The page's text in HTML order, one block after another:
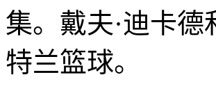
集。戴夫·迪卡
特兰篮球。